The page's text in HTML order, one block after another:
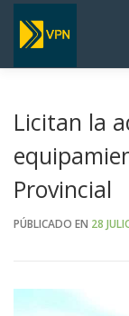
Saltar
contenido
SERVICIOS
TERMINOS DE
Licitan la
Provincial
PÚBLICADO EN 28